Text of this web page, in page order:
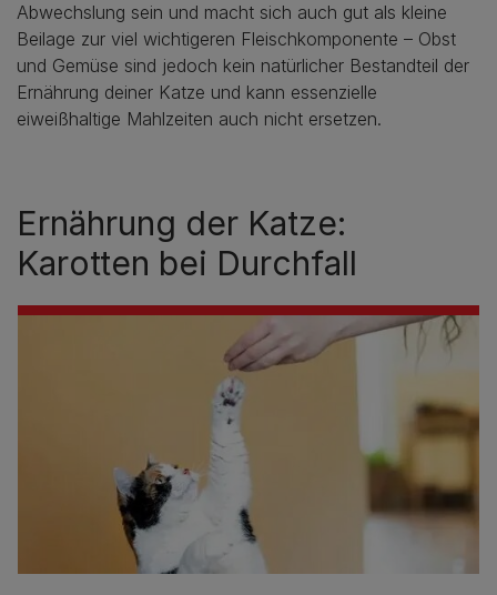
Abwechslung sein und macht sich auch gut als kleine
Beilage zur viel wichtigeren Fleischkomponente – Obst
und Gemüse sind jedoch kein natürlicher Bestandteil der
Ernährung deiner Katze und kann essenzielle
eiweißhaltige Mahlzeiten auch nicht ersetzen.
Ernährung der Katze:
Karotten bei Durchfall